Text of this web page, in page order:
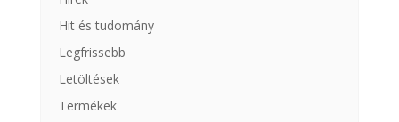
Hit és tudomány
Legfrissebb
Letöltések
Termékek